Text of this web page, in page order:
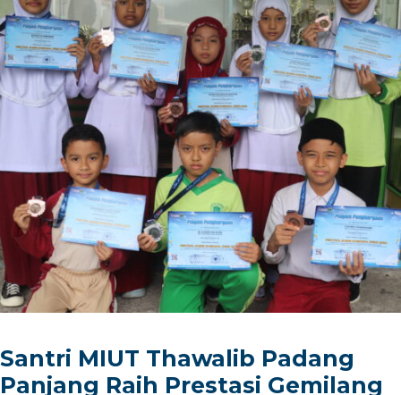
Santri MIUT Thawalib Padang
Panjang Raih Prestasi Gemilang